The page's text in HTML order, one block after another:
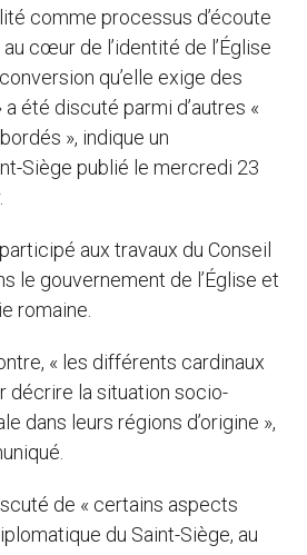
comme processus d’écoute
cœur de l’identité de l’Église
qu’elle exige des
été discuté parmi d’autres «
», indique un
Siège publié le mercredi 23
aux travaux du Conseil
le gouvernement de l’Église et
romaine.
« les différents cardinaux
décrire la situation socio-
dans leurs régions d’origine »,
de « certains aspects
du Saint-Siège, au